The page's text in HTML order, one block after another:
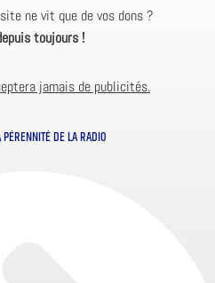
ne vit que de vos dons ?
toujours !
jamais de publicités.
DE LA RADIO